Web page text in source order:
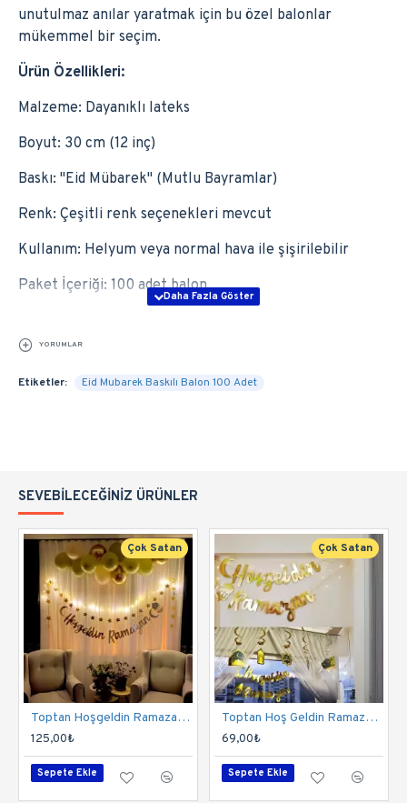
unutulmaz anılar yaratmak için bu özel balonlar
mükemmel bir seçim.
Ürün Özellikleri:
Malzeme: Dayanıklı lateks
Boyut: 30 cm (12 inç)
Baskı: "Eid Mübarek" (Mutlu Bayramlar)
Renk: Çeşitli renk seçenekleri mevcut
Kullanım: Helyum veya normal hava ile şişirilebilir
Paket İçeriği: 100 adet balon
YORUMLAR
Etiketler: Eid Mubarek Baskılı Balon 100 Adet
SEVEBILECEĞINIZ ÜRÜNLER
Çok Satan
Toptan Hoşgeldin Ramazan Oda Süsleme Seti
125,00₺
Sepete Ekle
Çok Satan
Toptan Hoş Geldin Ramazan Ledli Ekonomik Seti
69,00₺
Sepete Ekle